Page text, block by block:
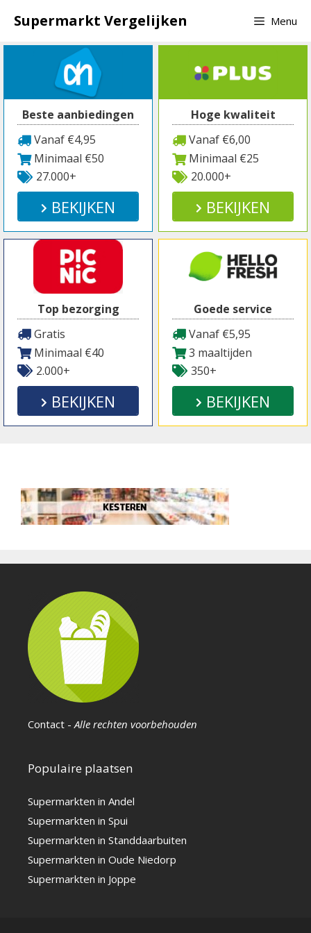
naar
inhoud
Supermarkt Vergelijken Menu
Beste aanbiedingen
Vanaf €4,95
Minimaal €50
27.000+
BEKIJKEN
Hoge kwaliteit
Vanaf €6,00
Minimaal €25
20.000+
BEKIJKEN
Top bezorging
Gratis
Minimaal €40
2.000+
BEKIJKEN
Goede service
Vanaf €5,95
3 maaltijden
350+
BEKIJKEN
Contact - Alle rechten voorbehouden
Populaire plaatsen
Supermarkten in Andel
Supermarkten in Spui
Supermarkten in Standdaarbuiten
Supermarkten in Oude Niedorp
Supermarkten in Joppe